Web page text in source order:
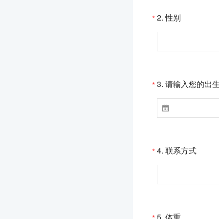
*2. 性别
*3. 请输入您的出

*4. 联系方式